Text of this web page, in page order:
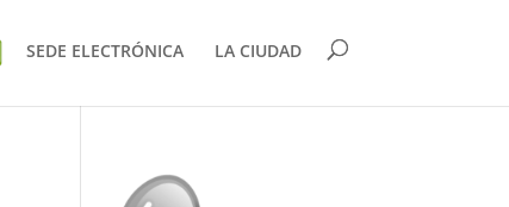
SEDE ELECTRÓNICA LA CIUDAD